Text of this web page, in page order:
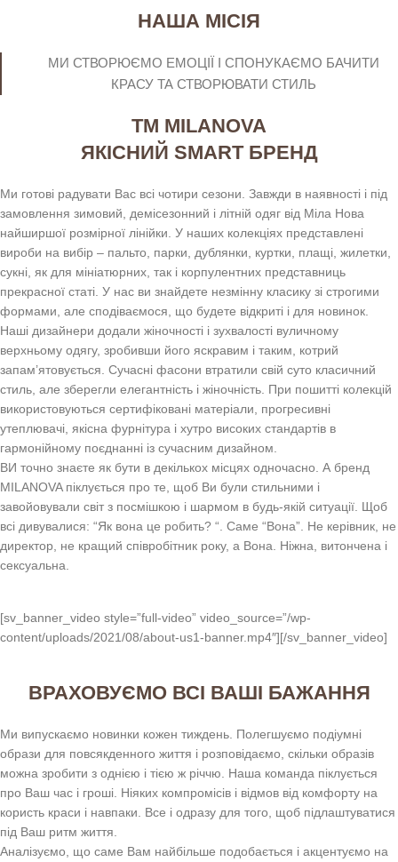
НАША МІСІЯ
МИ СТВОРЮЄМО ЕМОЦІЇ І СПОНУКАЄМО БАЧИТИ
КРАСУ ТА СТВОРЮВАТИ СТИЛЬ
ТМ MILANOVA
ЯКІСНИЙ SMART БРЕНД
Ми готові радувати Вас всі чотири сезони. Завжди в наявності і під
замовлення зимовий, демісезонний і літній одяг від Міла Нова
найширшої розмірної лінійки. У наших колекціях представлені
вироби на вибір – пальто, парки, дублянки, куртки, плащі, жилетки,
сукні, як для мініатюрних, так і корпулентних представниць
прекрасної статі. У нас ви знайдете незмінну класику зі строгими
формами, але сподіваємося, що будете відкриті і для новинок.
Наші дизайнери додали жіночності і зухвалості вуличному
верхньому одягу, зробивши його яскравим і таким, котрий
запам’ятовується. Сучасні фасони втратили свій суто класичний
стиль, але зберегли елегантність і жіночність. При пошитті колекцій
використовуються сертифіковані матеріали, прогресивні
утеплювачі, якісна фурнітура і хутро високих стандартів в
гармонійному поєднанні із сучасним дизайном.
ВИ точно знаєте як бути в декількох місцях одночасно. А бренд
MILANOVA піклується про те, щоб Ви були стильними і
завойовували світ з посмішкою і шармом в будь-якій ситуації. Щоб
всі дивувалися: “Як вона це робить? “. Саме “Вона”. Не керівник, не
директор, не кращий співробітник року, а Вона. Ніжна, витончена і
сексуальна.
[sv_banner_video style=”full-video” video_source=”/wp-
content/uploads/2021/08/about-us1-banner.mp4″][/sv_banner_video]
ВРАХОВУЄМО ВСІ ВАШІ БАЖАННЯ
Ми випускаємо новинки кожен тиждень. Полегшуємо подіумні
образи для повсякденного життя і розповідаємо, скільки образів
можна зробити з однією і тією ж річчю. Наша команда піклується
про Ваш час і гроші. Ніяких компромісів і відмов від комфорту на
користь краси і навпаки. Все і одразу для того, щоб підлаштуватися
під Ваш ритм життя.
Аналізуємо, що саме Вам найбільше подобається і акцентуємо на